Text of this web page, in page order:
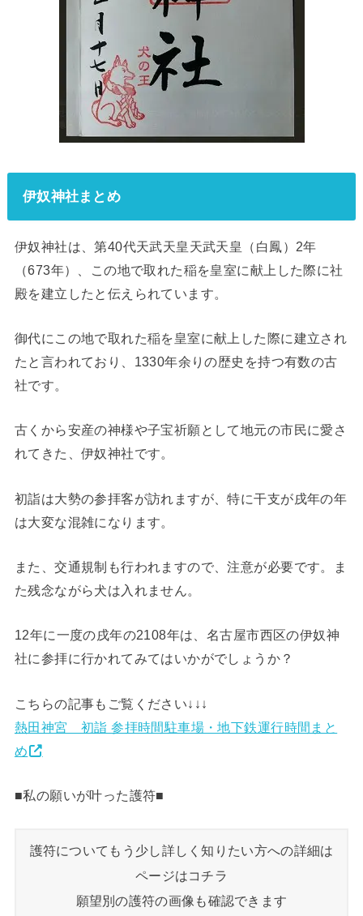
伊奴神社まとめ
伊奴神社は、第40代天武天皇天武天皇（白鳳）2年
（673年）、この地で取れた稲を皇室に献上した際に社
殿を建立したと伝えられています。
御代にこの地で取れた稲を皇室に献上した際に建立され
たと言われており、1330年余りの歴史を持つ有数の古
社です。
古くから安産の神様や子宝祈願として地元の市民に愛さ
れてきた、伊奴神社です。
初詣は大勢の参拝客が訪れますが、特に干支が戌年の年
は大変な混雑になります。
また、交通規制も行われますので、注意が必要です。ま
た残念ながら犬は入れません。
12年に一度の戌年の2108年は、名古屋市西区の伊奴神
社に参拝に行かれてみてはいかがでしょうか？
こちらの記事もご覧ください↓↓↓
熱田神宮 初詣 参拝時間駐車場・地下鉄運行時間まと
め
■私の願いが叶った護符■
護符についてもう少し詳しく知りたい方への詳細は
ページはコチラ
願望別の護符の画像も確認できます